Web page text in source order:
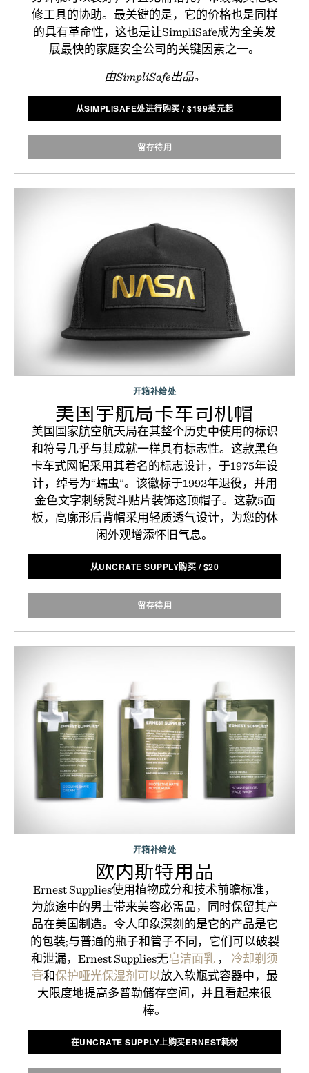
修工具的协助。最关键的是，它的价格也是同样
的具有革命性，这也是让SimpliSafe成为全美发
展最快的家庭安全公司的关键因素之一。
由SimpliSafe出品。
从SIMPLISAFE处进行购买 /$199美元起
留存待用
开箱补给处
美国宇航局卡车司机帽
美国国家航空航天局在其整个历史中使用的标识
和符号几乎与其成就一样具有标志性。这款黑色
卡车式网帽采用其着名的标志设计，于1975年设
计，绰号为“蠕虫”。该徽标于1992年退役，并用
金色文字刺绣熨斗贴片装饰这顶帽子。这款5面
板，高廓形后背帽采用轻质透气设计，为您的休
闲外观增添怀旧气息。
从UNCRATE SUPPLY购买 /$20
留存待用
开箱补给处
欧内斯特用品
Ernest Supplies使用植物成分和技术前瞻标准，
为旅途中的男士带来美容必需品，同时保留其产
品在美国制造。令人印象深刻的是它的产品是它
的包装;与普通的瓶子和管子不同，它们可以破裂
和泄漏，Ernest Supplies无皂洁面乳 ， 冷却剃须
膏和保护哑光保湿剂可以放入软瓶式容器中，最
大限度地提高多普勒储存空间，并且看起来很
棒。
在UNCRATE SUPPLY上购买ERNEST耗材